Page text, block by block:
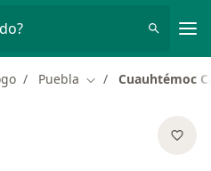
Puebla Cambiar de ciudad
Cuauhtémoc